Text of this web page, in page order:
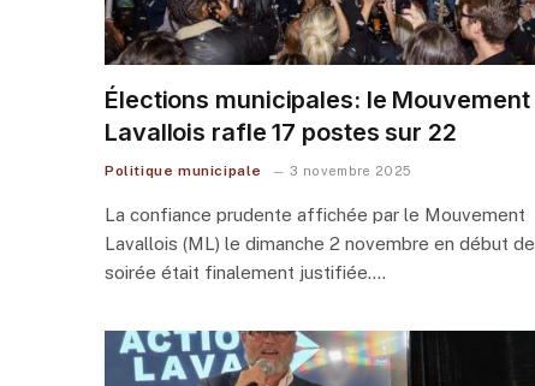
Élections municipales: le Mouvement
Lavallois rafle 17 postes sur 22
Politique municipale 3 novembre 2025
La confiance prudente affichée par le Mouvement
Lavallois (ML) le dimanche 2 novembre en début de
soirée était finalement justifiée.…